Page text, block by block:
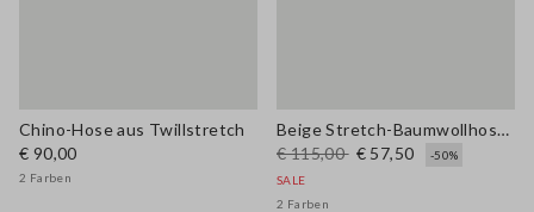
Chino-Hose aus Twillstretch
€ 90,00
2 Farben
Beige Stretch-Baumwollhose mit regulärer Passform
€ 115,00 € 57,50
-50%
SALE
2 Farben